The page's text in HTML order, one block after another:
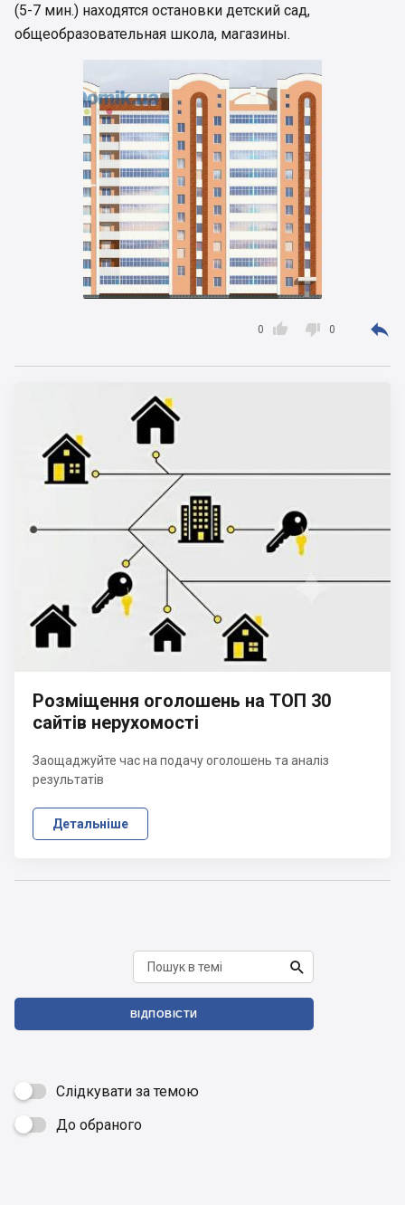
(5-7 мин.) находятся остановки детский сад,
общеобразовательная школа, магазины.

0  0 
Розміщення оголошень на ТОП 30
сайтів нерухомості
Заощаджуйте час на подачу оголошень та аналіз
результатів
Детальніше

ВІДПОВІСТИ
Слідкувати за темою
 До обраного